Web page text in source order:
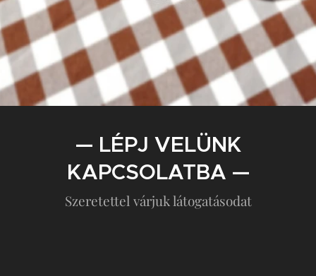
— LÉPJ VELÜNK
KAPCSOLATBA —
Szeretettel várjuk látogatásodat